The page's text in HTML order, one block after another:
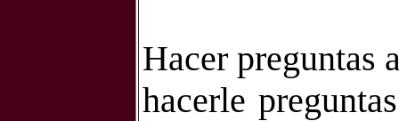
Hacer preguntas
hacerle